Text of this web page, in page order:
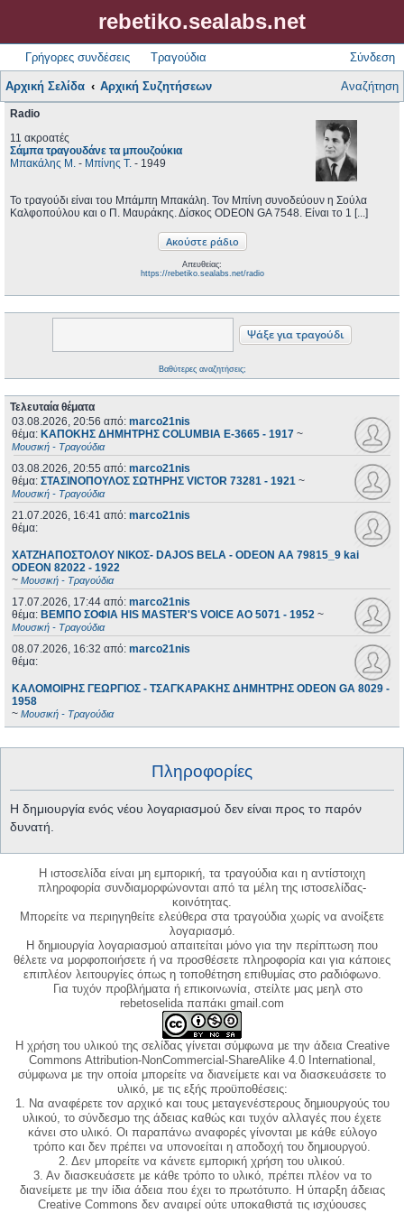
rebetiko.sealabs.net
Γρήγορες συνδέσεις Τραγούδια Σύνδεση
Αρχική Σελίδα Αρχική Συζητήσεων Αναζήτηση
Radio
11 ακροατές
Σάμπα τραγουδάνε τα μπουζούκια
Μπακάλης Μ. - Μπίνης Τ. - 1949
Το τραγούδι είναι του Μπάμπη Μπακάλη. Τον Μπίνη συνοδεύουν η Σούλα
Καλφοπούλου και ο Π. Μαυράκης. Δίσκος ODEON GA 7548. Είναι το 1 [...]
Απευθείας:
https://rebetiko.sealabs.net/radio
Βαθύτερες αναζητήσεις;
Τελευταία θέματα
03.08.2026, 20:56 από: marco21nis
θέμα: ΚΑΠΟΚΗΣ ΔΗΜΗΤΡΗΣ COLUMBIA E-3665 - 1917 ~
Μουσική - Τραγούδια
03.08.2026, 20:55 από: marco21nis
θέμα: ΣΤΑΣΙΝΟΠΟΥΛΟΣ ΣΩΤΗΡΗΣ VICTOR 73281 - 1921 ~
Μουσική - Τραγούδια
21.07.2026, 16:41 από: marco21nis
θέμα:
ΧΑΤΖΗΑΠΟΣΤΟΛΟΥ ΝΙΚΟΣ- DAJOS BELA - ODEON AA 79815_9 kai
ODEON 82022 - 1922
~ Μουσική - Τραγούδια
17.07.2026, 17:44 από: marco21nis
θέμα: ΒΕΜΠΟ ΣΟΦΙΑ HIS MASTER'S VOICE AO 5071 - 1952 ~
Μουσική - Τραγούδια
08.07.2026, 16:32 από: marco21nis
θέμα:
ΚΑΛΟΜΟΙΡΗΣ ΓΕΩΡΓΙΟΣ - ΤΣΑΓΚΑΡΑΚΗΣ ΔΗΜΗΤΡΗΣ ODEON GA 8029 -
1958
~ Μουσική - Τραγούδια
Πληροφορίες
Η δημιουργία ενός νέου λογαριασμού δεν είναι προς το παρόν
δυνατή.
Η ιστοσελίδα είναι μη εμπορική, τα τραγούδια και η αντίστοιχη
πληροφορία συνδιαμορφώνονται από τα μέλη της ιστοσελίδας-
κοινότητας.
Μπορείτε να περιηγηθείτε ελεύθερα στα τραγούδια χωρίς να ανοίξετε
λογαριασμό.
Η δημιουργία λογαριασμού απαιτείται μόνο για την περίπτωση που
θέλετε να μορφοποιήσετε ή να προσθέσετε πληροφορία και για κάποιες
επιπλέον λειτουργίες όπως η τοποθέτηση επιθυμίας στο ραδιόφωνο.
Για τυχόν προβλήματα ή επικοινωνία, στείλτε μας μεηλ στο
rebetoselida παπάκι gmail.com
Η χρήση του υλικού της σελίδας γίνεται σύμφωνα με την άδεια Creative
Commons Attribution-NonCommercial-ShareAlike 4.0 International,
σύμφωνα με την οποία μπορείτε να διανείμετε και να διασκευάσετε το
υλικό, με τις εξής προϋποθέσεις:
1. Να αναφέρετε τον αρχικό και τους μεταγενέστερους δημιουργούς του
υλικού, το σύνδεσμο της άδειας καθώς και τυχόν αλλαγές που έχετε
κάνει στο υλικό. Οι παραπάνω αναφορές γίνονται με κάθε εύλογο
τρόπο και δεν πρέπει να υπονοείται η αποδοχή του δημιουργού.
2. Δεν μπορείτε να κάνετε εμπορική χρήση του υλικού.
3. Αν διασκευάσετε με κάθε τρόπο το υλικό, πρέπει πλέον να το
διανείμετε με την ίδια άδεια που έχει το πρωτότυπο. Η ύπαρξη άδειας
Creative Commons δεν αναιρεί ούτε υποκαθιστά τις ισχύουσες